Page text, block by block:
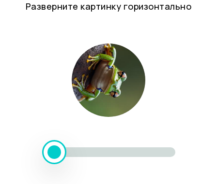
Разверните картинку горизонтально